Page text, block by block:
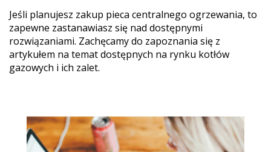
Jeśli planujesz zakup pieca centralnego ogrzewania, to
zapewne zastanawiasz się nad dostępnymi
rozwiązaniami. Zachęcamy do zapoznania się z
artykułem na temat dostępnych na rynku kotłów
gazowych i ich zalet.